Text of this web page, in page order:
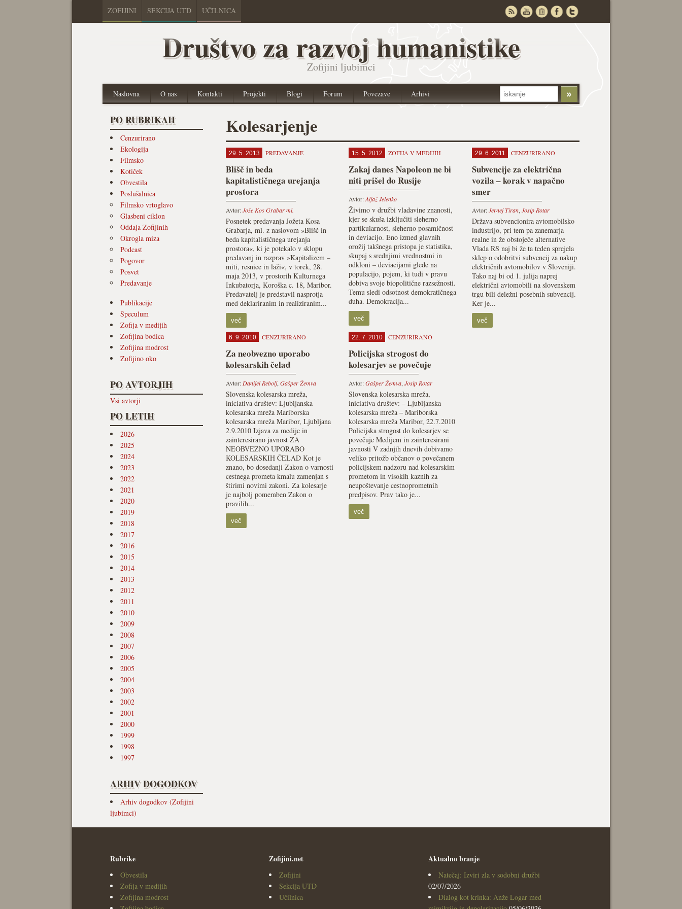
ZOFIJINI SEKCIJA UTD UČILNICA
Društvo za razvoj humanistike
Zofijini ljubimci
Naslovna O nas Kontakti Projekti Blogi Forum Povezave Arhivi
PO RUBRIKAH
Cenzurirano
Ekologija
Filmsko
Kotiček
Obvestila
Poslušalnica
Filmsko vrtoglavo
Glasbeni ciklon
Oddaja Zofijinih
Okrogla miza
Podcast
Pogovor
Posvet
Predavanje
Publikacije
Speculum
Zofija v medijih
Zofijina bodica
Zofijina modrost
Zofijino oko
PO AVTORJIH
Vsi avtorji
PO LETIH
2026
2025
2024
2023
2022
2021
2020
2019
2018
2017
2016
2015
2014
2013
2012
2011
2010
2009
2008
2007
2006
2005
2004
2003
2002
2001
2000
1999
1998
1997
ARHIV DOGODKOV
Arhiv dogodkov (Zofijini
ljubimci)
Kolesarjenje
29. 5. 2013 PREDAVANJE
Blišč in beda
kapitalističnega urejanja
prostora
Avtor:Jože Kos Grabar ml.
Posnetek predavanja Jožeta Kosa
Grabarja, ml. z naslovom »Blišč in
beda kapitalističnega urejanja
prostora«, ki je potekalo v sklopu
predavanj in razprav »Kapitalizem –
miti, resnice in laži«, v torek, 28.
maja 2013, v prostorih Kulturnega
Inkubatorja, Koroška c. 18, Maribor.
Predavatelj je predstavil nasprotja
med deklariranim in realiziranim...
več
15. 5. 2012 ZOFIJA V MEDIJIH
Zakaj danes Napoleon ne bi
niti prišel do Rusije
Avtor:Aljaž Jelenko
Živimo v družbi vladavine znanosti,
kjer se skuša izključiti sleherno
partikularnost, sleherno posamičnost
in deviacijo. Eno izmed glavnih
orožij takšnega pristopa je statistika,
skupaj s srednjimi vrednostmi in
odkloni – deviacijami glede na
populacijo, pojem, ki tudi v pravu
dobiva svoje biopolitične razsežnosti.
Temu sledi odsotnost demokratičnega
duha. Demokracija...
več
29. 6. 2011 CENZURIRANO
Subvencije za električna
vozila – korak v napačno
smer
Avtor:Jernej Tiran, Josip Rotar
Država subvencionira avtomobilsko
industrijo, pri tem pa zanemarja
realne in že obstoječe alternative
Vlada RS naj bi že ta teden sprejela
sklep o odobritvi subvencij za nakup
električnih avtomobilov v Sloveniji.
Tako naj bi od 1. julija naprej
električni avtomobili na slovenskem
trgu bili deležni posebnih subvencij.
Ker je...
več
6. 9. 2010 CENZURIRANO
Za neobvezno uporabo
kolesarskih čelad
Avtor: Danijel Rebolj, Gašper Žemva
Slovenska kolesarska mreža,
iniciativa društev: Ljubljanska
kolesarska mreža Mariborska
kolesarska mreža Maribor, Ljubljana
2.9.2010 Izjava za medije in
zainteresirano javnost ZA
NEOBVEZNO UPORABO
KOLESARSKIH ČELAD Kot je
znano, bo dosedanji Zakon o varnosti
cestnega prometa kmalu zamenjan s
štirimi novimi zakoni. Za kolesarje
je najbolj pomemben Zakon o
pravilih...
več
22. 7. 2010 CENZURIRANO
Policijska strogost do
kolesarjev se povečuje
Avtor:Gašper Žemva, Josip Rotar
Slovenska kolesarska mreža,
iniciativa društev: – Ljubljanska
kolesarska mreža – Mariborska
kolesarska mreža Maribor, 22.7.2010
Policijska strogost do kolesarjev se
povečuje Medijem in zainteresirani
javnosti V zadnjih dnevih dobivamo
veliko pritožb občanov o povečanem
policijskem nadzoru nad kolesarskim
prometom in visokih kaznih za
neupoštevanje cestnoprometnih
predpisov. Prav tako je...
več
Rubrike
Obvestila
Zofija v medijih
Zofijina modrost
Zofijini.net
Zofijini
Sekcija UTD
Učilnica
Aktualno branje
Natečaj: Izviri zla v sodobni družbi
02/07/2026
Dialog kot krinka: Anže Logar med